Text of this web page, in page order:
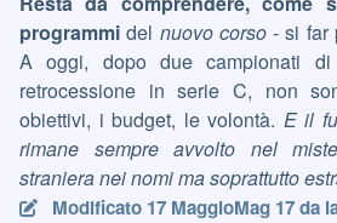
programmi del nuovo corso- si far
A oggi, dopo due campionati
retrocessione in serie C, non
obiettivi, i budget, le volontà. E il
rimane sempre avvolto nel
straniera nei nomi ma soprattutto
Modificato 17 MaggioMag 17da